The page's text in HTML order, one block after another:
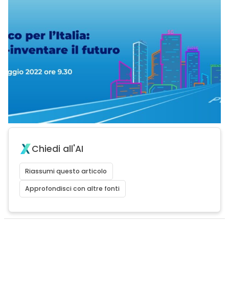
Chiedi all'AI
Riassumi questo articolo
Approfondisci con altre fonti